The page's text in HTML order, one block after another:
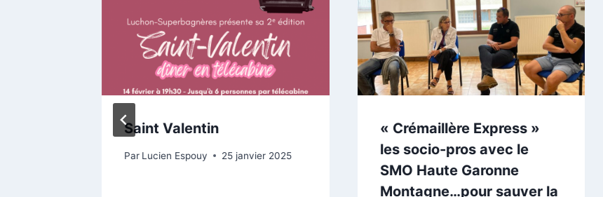
Saint Valentin
Par Lucien Espouy 25 janvier 2025
« Crémaillère Express »
les socio-pros avec le
SMO Haute Garonne
Montagne…pour sauver la